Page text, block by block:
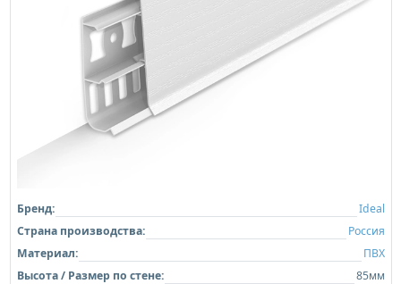
Бренд:
Ideal
Страна производства:
Россия
Материал:
ПВХ
Высота / Размер по стене:
85мм